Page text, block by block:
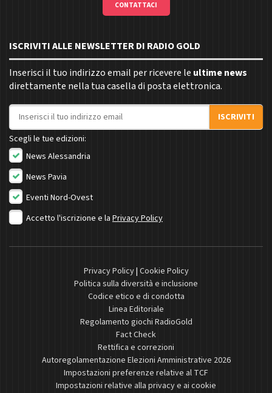
CONTATTACI
ISCRIVITI ALLE NEWSLETTER DI RADIO GOLD
Inserisci il tuo indirizzo email per ricevere le ultime news
direttamente nella tua casella di posta elettronica.
Indirizzo email
ISCRIVITI
Scegli le tue edizioni:
News Alessandria
News Pavia
Eventi Nord-Ovest
Accetto l'iscrizione e la Privacy Policy
Privacy Policy| Cookie Policy
Politica sulla diversità e inclusione
Codice etico e di condotta
Linea Editoriale
Regolamento giochi RadioGold
Fact Check
Rettifica e correzioni
Autoregolamentazione Elezioni Amministrative 2026
Impostazioni preferenze relative al TCF
Impostazioni relative alla privacy e ai cookie